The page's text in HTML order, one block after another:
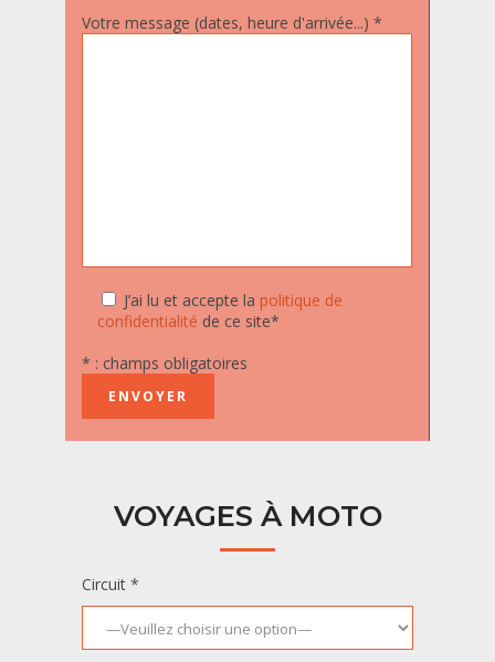
Votre message (dates, heure d'arrivée...) *
J’ai lu et accepte la politique de
confidentialité de ce site*
* : champs obligatoires
VOYAGES À MOTO
Circuit *